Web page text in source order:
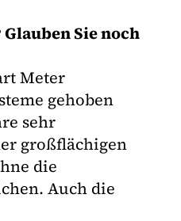
Sie noch
Meter
gehoben
sehr
großflächigen
die
Auch die